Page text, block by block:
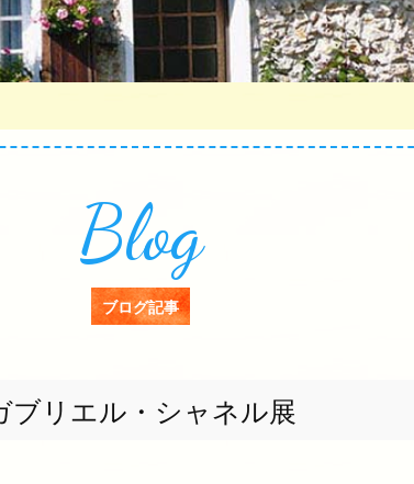
Blog
ブログ記事
ブリエル・シャネル展